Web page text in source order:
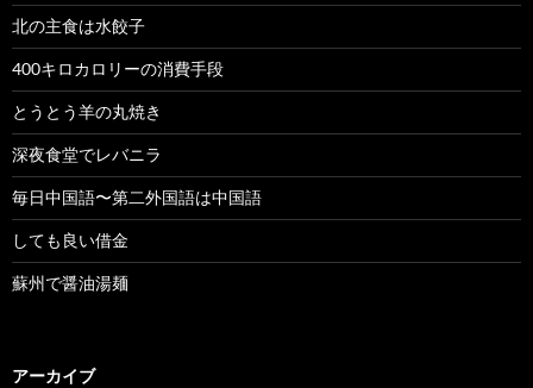
北の主食は水餃子
400キロカロリーの消費手段
とうとう羊の丸焼き
深夜食堂でレバニラ
毎日中国語〜第二外国語は中国語
しても良い借金
蘇州で醤油湯麺
アーカイブ